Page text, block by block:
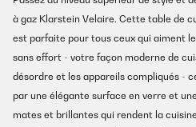
à gaz Klarstein Velaire. Cette table de
est parfaite pour tous ceux qui aiment
sans effort - votre façon moderne de
désordre et les appareils compliqués -
par une élégante surface en verre et
mates et brillantes qui rendent la